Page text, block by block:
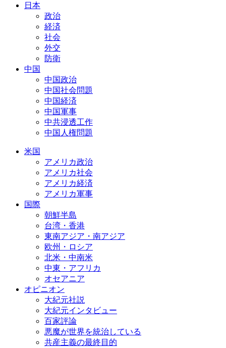
日本
政治
経済
社会
外交
防衛
中国
中国政治
中国社会問題
中国経済
中国軍事
中共浸透工作
中国人権問題
米国
アメリカ政治
アメリカ社会
アメリカ経済
アメリカ軍事
国際
朝鮮半島
台湾・香港
東南アジア・南アジア
欧州・ロシア
北米・中南米
中東・アフリカ
オセアニア
オピニオン
大紀元社説
大紀元インタビュー
百家評論
悪魔が世界を統治している
共産主義の最終目的